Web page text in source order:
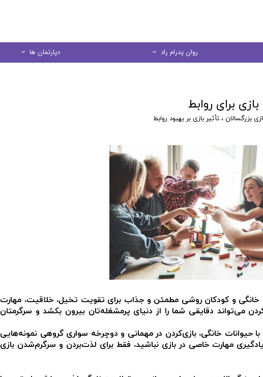
روان پدرام راد
منشور اخلاقي
در يك نگاه
دپارتمان ها
برای روابط
بزرگسالان ، تأثیر بازی بر بهبود روابط
خانگی و کودکان روشی مطمئن و جذاب برای تقویت تخیل، خلاقیت، مهارت
می‌تواند دقایقی شما را از دنیای پرمشغله‌تان بیرون بکشد و سرگرمتان
حیوانات خانگی، بازی‌‌کردن در مهمانی و دوچرخه سواری گروهی نمونه‌هایی
مهارت خاصی در بازی نباشید، فقط برای لذت‌‌بردن و سرگرم‌‌شدن بازی